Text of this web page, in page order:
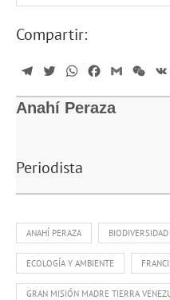
Compartir:
TelegramTwitterWhatsApp
Facebook
Gmail
Anahí Peraza
Periodista
ANAHÍ PERAZA BIODIVERSIDAD
ECOLOGÍA Y AMBIENTE
GRAN MISIÓN MADRE TIERRA